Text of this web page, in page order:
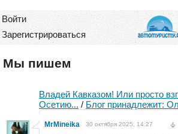
Войти
Зарегистрироваться
Мы пишем
Владей Кавказом! Или просто
Осетию... / Блог принадлежит:
MrMineika 30 октября 2025, 14:27